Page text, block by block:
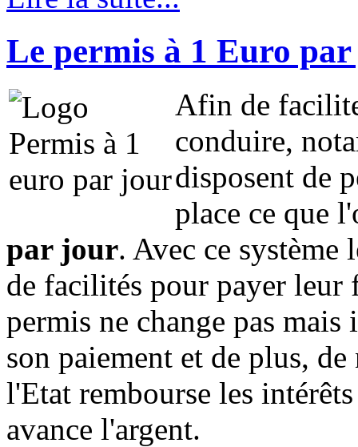
Le permis à 1 Euro
Afin de
conduire,
disposent de
place ce que
par jour. Avec ce système
de facilités pour payer
permis ne change pas
son paiement et de plus,
l'Etat rembourse les
avance l'argent.